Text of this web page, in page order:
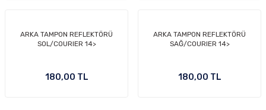
ARKA TAMPON REFLEKTÖRÜ
SOL/COURIER 14>
180,00 TL
ARKA TAMPON REFLEKTÖRÜ
SAĞ/COURIER 14>
180,00 TL